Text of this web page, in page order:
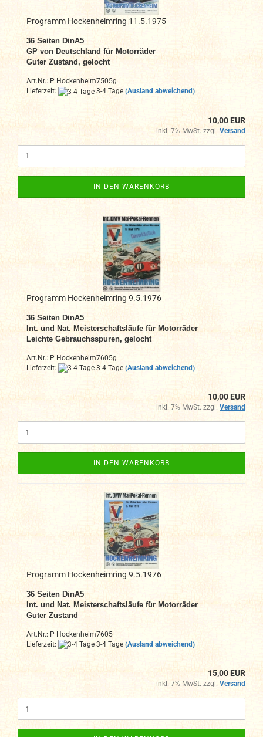
Programm Hockenheimring 11.5.1975
36 Seiten DinA5
GP von Deutschland für Motorräder
Guter Zustand, gelocht
Art.Nr.: P Hockenheim7505g
Lieferzeit:
3-4 Tage (Ausland abweichend)
10,00 EUR
inkl. 7% MwSt. zzgl. Versand
IN DEN WARENKORB
Programm Hockenheimring 9.5.1976
36 Seiten DinA5
Int. und Nat. Meisterschaftsläufe für Motorräder
Leichte Gebrauchsspuren, gelocht
Art.Nr.: P Hockenheim7605g
Lieferzeit:
3-4 Tage (Ausland abweichend)
10,00 EUR
inkl. 7% MwSt. zzgl. Versand
IN DEN WARENKORB
Programm Hockenheimring 9.5.1976
36 Seiten DinA5
Int. und Nat. Meisterschaftsläufe für Motorräder
Guter Zustand
Art.Nr.: P Hockenheim7605
Lieferzeit:
3-4 Tage (Ausland abweichend)
15,00 EUR
inkl. 7% MwSt. zzgl. Versand